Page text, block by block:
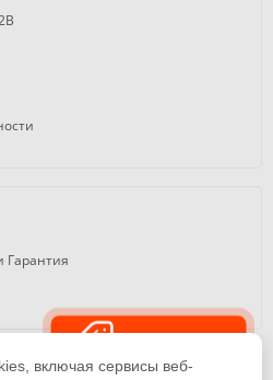
Гарантия
включая сервисы веб-